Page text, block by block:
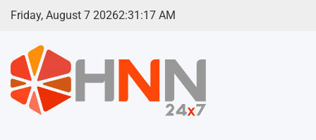
Skip
Friday, August 7 20262:31 :17 AM